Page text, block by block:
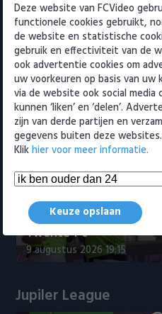
"Julian Brandt over
en Ter Stegen"
9 augustus 2026 22:57
Samenvattingen
Samenvatting sc
Twente 1-0
9 augustus 2026 19:15
Jupiler League
Deze website van FCVideo
functionele cookies gebruikt,
de website en statistische
gebruik en effectiviteit van de
ook advertentie cookies om
uw voorkeuren op basis van
via de website ook social
kunnen ‘liken’ en ‘delen’.
zijn van derde partijen en
gegevens buiten deze
Klikhier voor meer informatie.
Keuze opslaan